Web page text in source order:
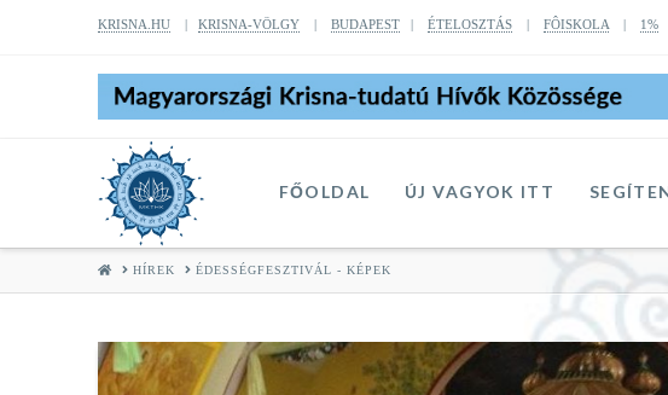
KRISNA.HU| KRISNA-VÖLGY| BUDAPEST| ÉTELOSZTÁS| FÔISKOLA| 1%
FŐOLDAL ÚJ VAGYOK ITT
HOMEHÍREK ÉDESSÉGFESZTIVÁL - KÉPEK